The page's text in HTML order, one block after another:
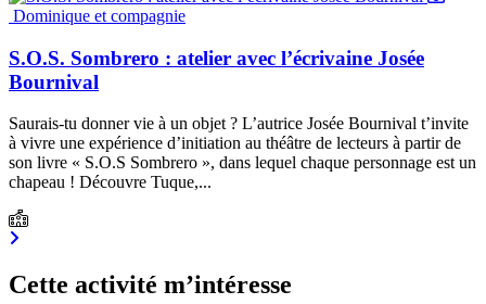
Dominique et compagnie
S.O.S. Sombrero : atelier avec l’écrivaine Josée
Bournival
Saurais-tu donner vie à un objet ? L’autrice Josée Bournival t’invite
à vivre une expérience d’initiation au théâtre de lecteurs à partir de
son livre « S.O.S Sombrero », dans lequel chaque personnage est un
chapeau ! Découvre Tuque,...
Cette activité m’intéresse